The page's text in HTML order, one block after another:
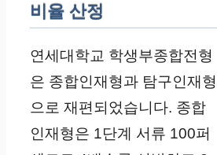
비율 산정
연세대학교 학생부종합전형
은 종합인재형과 탐구인재형
으로 재편되었습니다. 종합
인재형은 1단계 서류 100퍼